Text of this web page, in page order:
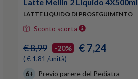
Latte Mellin 2 Liquido 4X500ml
LATTE LIQUIDO DI PROSEGUIMENTO
Sconto scorta
€ 8,99 -20% € 7,24
( € 1,81 /unità)
6+ Previo parere del Pediatra